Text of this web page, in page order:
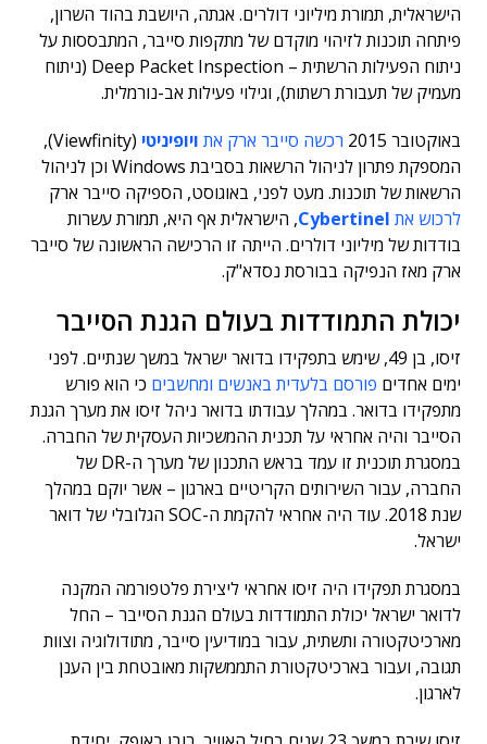
הישראלית, תמורת מיליוני דולרים. אגתה, היושבת בהוד השרון,
פיתחה תוכנות לזיהוי מוקדם של מתקפות סייבר, המתבססות על
ניתוח הפעילות הרשתית – Deep Packet Inspection (ניתוח
מעמיק של תעבורת רשתות), וגילוי פעילות אב-נורמלית.
באוקטובר 2015
רכשה סייבר ארק את ויופיניטי
(Viewfinity),
המספקת פתרון לניהול הרשאות בסביבת Windows וכן לניהול
הרשאות של תוכנות. מעט לפני, באוגוסט, הספיקה סייבר ארק
לרכוש את Cybertinel, הישראלית אף היא, תמורת עשרות
בודדות של מיליוני דולרים. הייתה זו הרכישה הראשונה של סייבר
ארק מאז הנפיקה בבורסת נסדא"ק.
יכולת התמודדות בעולם הגנת הסייבר
זיסו, בן 49, שימש בתפקידו בדואר ישראל במשך שנתיים. לפני
ימים אחדים פורסם בלעדית באנשים ומחשבים כי הוא פורש
מתפקידו בדואר. במהלך עבודתו בדואר ניהל זיסו את מערך הגנת
הסייבר והיה אחראי על תכנית ההמשכיות העסקית של החברה.
במסגרת תוכנית זו עמד בראש התכנון של מערך ה-DR של
החברה, עבור השירותים הקריטיים בארגון – אשר יוקם במהלך
שנת 2018. עוד היה אחראי להקמת ה-SOC הגלובלי של דואר
ישראל.
במסגרת תפקידו היה זיסו אחראי ליצירת פלטפורמה המקנה
לדואר ישראל יכולת התמודדות בעולם הגנת הסייבר – החל
מארכיטקטורה ותשתית, עבור במודיעין סייבר, מתודולוגיה וצוות
תגובה, ועבור בארכיטקטורת התממשקות מאובטחת בין הענן
לארגון.